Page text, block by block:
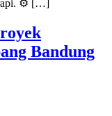
rapi. ⚙️ […]
Bandung